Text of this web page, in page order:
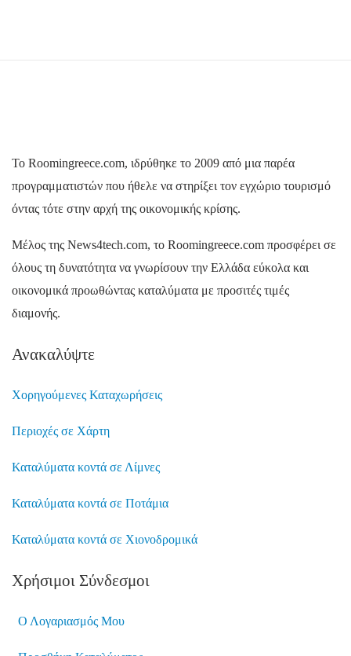
To Roomingreece.com, ιδρύθηκε το 2009 από μια παρέα
προγραμματιστών που ήθελε να στηρίξει τον εγχώριο τουρισμό
όντας τότε στην αρχή της οικονομικής κρίσης.
Μέλος της News4tech.com, το Roomingreece.com προσφέρει σε
όλους τη δυνατότητα να γνωρίσουν την Ελλάδα εύκολα και
οικονομικά προωθώντας καταλύματα με προσιτές τιμές
διαμονής.
Ανακαλύψτε
Χορηγούμενες Καταχωρήσεις
Περιοχές σε Χάρτη
Καταλύματα κοντά σε Λίμνες
Καταλύματα κοντά σε Ποτάμια
Καταλύματα κοντά σε Χιονοδρομικά
Χρήσιμοι Σύνδεσμοι
Ο Λογαριασμός Μου